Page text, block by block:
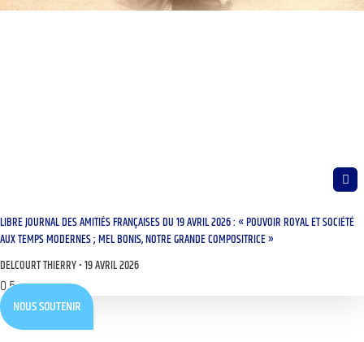
LIBRE JOURNAL DES AMITIÉS FRANÇAISES DU 19 AVRIL 2026 : « POUVOIR ROYAL ET SOCIÉTÉ
AUX TEMPS MODERNES ; MEL BONIS, NOTRE GRANDE COMPOSITRICE »
DELCOURT THIERRY 19 AVRIL 2026
NOUS SOUTENIR